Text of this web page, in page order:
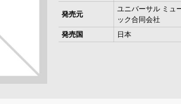
発売元
ユニバーサル ミュ
ック合同会社
発売国
日本